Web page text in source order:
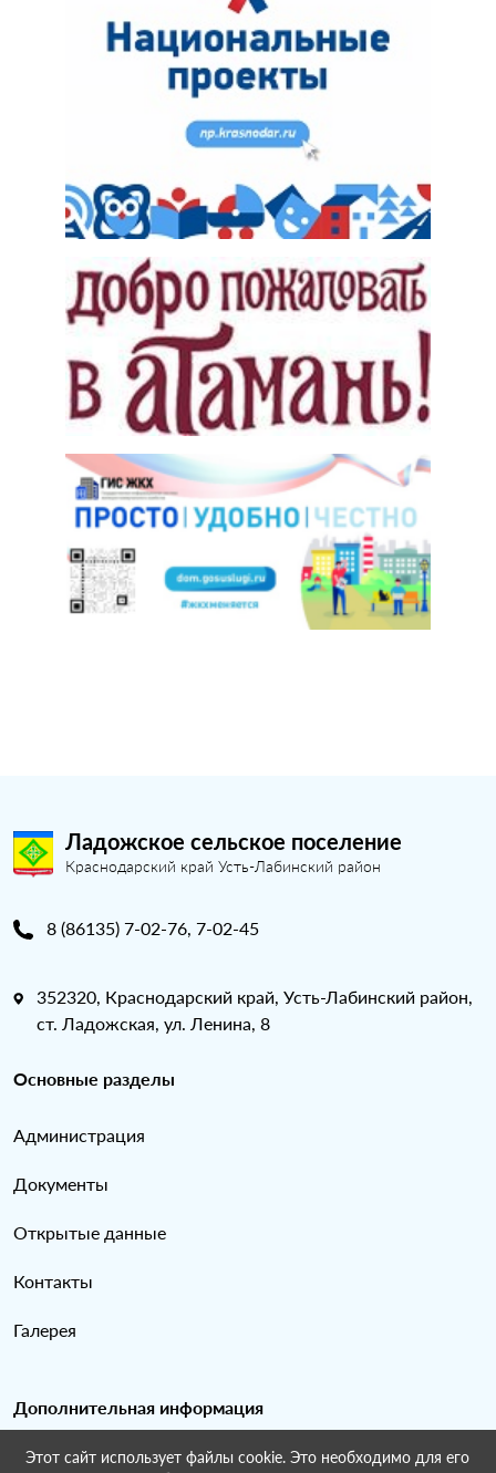
Ладожское сельское поселение
Краснодарский край Усть-Лабинский район
8 (86135) 7-02-76, 7-02-45
352320, Краснодарский край, Усть-Лабинский район,
ст. Ладожская, ул. Ленина, 8
Основные разделы
Администрация
Документы
Открытые данные
Контакты
Галерея
Дополнительная информация
Карта сайта
Этот сайт использует файлы cookie. Это необходимо для его